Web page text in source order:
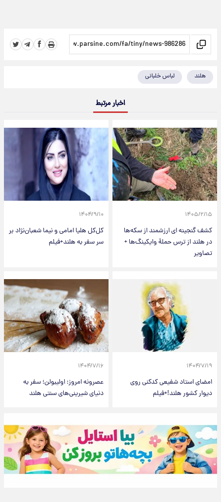
هلند لباس خلبانی
اخبار مرتبط
۱۴۰۵/۲/۱۵
کشف گنجینه ای ارزشمند از سکه‌ها
در هلند از ترس حملۀ وایکینگ‌ها +
تصاویر
۱۴۰۴/۹/۱۰
کل‌کل هلیا امامی و نیما شعبان‌نژاد بر
سر سفر به هلند+فیلم
۱۴۰۴/۷/۱۹
امضای استاد شفیعی کدکنی روی
دیوار کشور هلند!+فیلم
۱۴۰۴/۷/۱۶
عصرونه امروز: اولیبولن؛ سفر به
دنیای شیرینی‌های سنتی هلند